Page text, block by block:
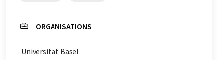
ORGANISATIONS
Universität Basel